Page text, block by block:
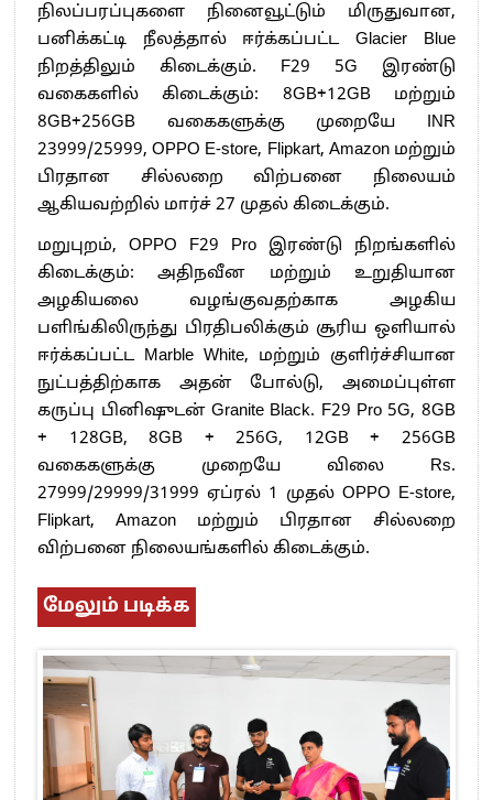
நிலப்பரப்புகளை நினைவூட்டும் மிருதுவான,
பனிக்கட்டி நீலத்தால் ஈர்க்கப்பட்ட Glacier Blue
நிறத்திலும் கிடைக்கும். F29 5G இரண்டு
வகைகளில் கிடைக்கும்: 8GB+12GB மற்றும்
8GB+256GB வகைகளுக்கு முறையே INR
23999/25999, OPPO E-store, Flipkart, Amazon மற்றும்
பிரதான சில்லறை விற்பனை நிலையம்
ஆகியவற்றில் மார்ச் 27 முதல் கிடைக்கும்.
மறுபுறம், OPPO F29 Pro இரண்டு நிறங்களில்
கிடைக்கும்: அதிநவீன மற்றும் உறுதியான
அழகியலை வழங்குவதற்காக அழகிய
பளிங்கிலிருந்து பிரதிபலிக்கும் சூரிய ஒளியால்
ஈர்க்கப்பட்ட Marble White, மற்றும் குளிர்ச்சியான
நுட்பத்திற்காக அதன் போல்டு, அமைப்புள்ள
கருப்பு பினிஷுடன் Granite Black. F29 Pro 5G, 8GB
+ 128GB, 8GB + 256G, 12GB + 256GB
வகைகளுக்கு முறையே விலை Rs.
27999/29999/31999 ஏப்ரல் 1 முதல் OPPO E-store,
Flipkart, Amazon மற்றும் பிரதான சில்லறை
விற்பனை நிலையங்களில் கிடைக்கும்.
மேலும் படிக்க